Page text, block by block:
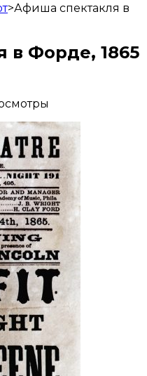
>Афиша спектакля в
в Форде, 1865